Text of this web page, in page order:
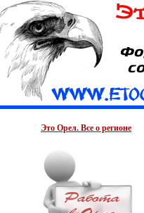
Это Орел. Все о регионе